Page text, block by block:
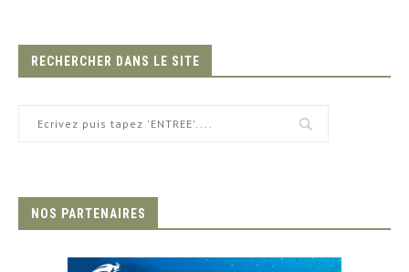
RECHERCHER DANS LE SITE
NOS PARTENAIRES